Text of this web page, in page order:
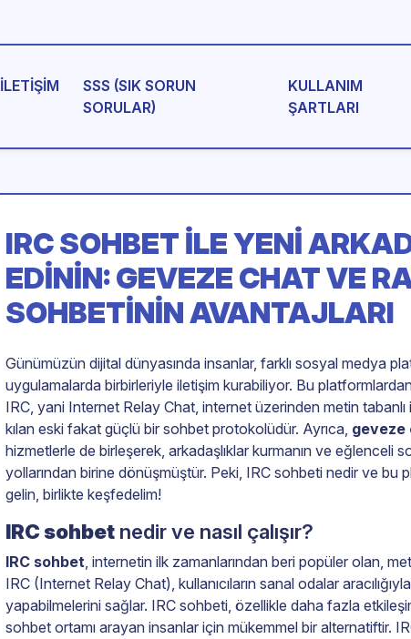
İLETIŞIM
SSS (SIK SORUN
SORULAR)
KULLANIM
ŞARTLARI
IRC SOHBET ILE YENI
EDININ: GEVEZE CHAT VE
SOHBETININ AVANTAJLARI
Günümüzün dijital dünyasında insanlar, farklı sosyal medya
uygulamalarda birbirleriyle iletişim kurabiliyor. Bu
IRC, yani Internet Relay Chat, internet üzerinden metin tabanlı
kılan eski fakat güçlü bir sohbet protokolüdür. Ayrıca, geveze
hizmetlerle de birleşerek, arkadaşlıklar kurmanın ve eğlenceli
yollarından birine dönüşmüştür. Peki, IRC sohbeti nedir ve bu
gelin, birlikte keşfedelim!
IRC sohbet nedir ve nasıl çalışır?
IRC sohbet, internetin ilk zamanlarından beri popüler olan,
IRC (Internet Relay Chat), kullanıcıların sanal odalar
yapabilmelerini sağlar. IRC sohbeti, özellikle daha fazla
sohbet ortamı arayan insanlar için mükemmel bir alternatiftir.